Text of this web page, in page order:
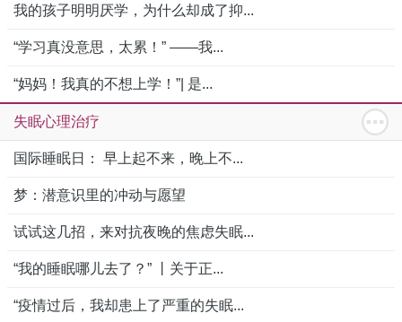
我的孩子明明厌学，为什么却成了抑...
“学习真没意思，太累！” ——我...
“妈妈！我真的不想上学！”| 是...
失眠心理治疗
国际睡眠日： 早上起不来，晚上不...
梦：潜意识里的冲动与愿望
试试这几招，来对抗夜晚的焦虑失眠...
“我的睡眠哪儿去了？” 丨关于正...
“疫情过后，我却患上了严重的失眠...